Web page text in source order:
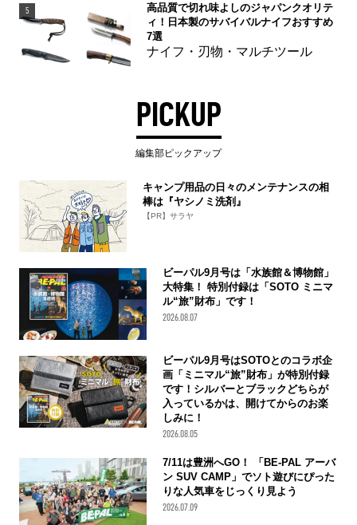
5
高品質で切れ味よしのジャパンクオリテ
ィ！日本製のサバイバルナイフおすすめ
7選
ナイフ・刃物・マルチツール
PICKUP
編集部ピックアップ
キャンプ用品の日々のメンテナンスの相
棒は『ヤシノミ洗剤』
【PR】サラヤ
ビーパル9月号は「水族館＆博物館」
大特集！ 特別付録は「SOTO ミニマ
ル“旅”財布」です！
2026.08.07
ビーパル9月号はSOTOとのコラボ企
画「ミニマル“旅”財布」が特別付録
です！シルバーとブラックどちらが
入っているかは、開けてからのお楽
しみに！
2026.08.05
7/11は豊洲へGO！ 「BE-PAL アーバ
ン SUV CAMP」でソト遊びにぴった
りな人気車をじっくり見よう
2026.07.09